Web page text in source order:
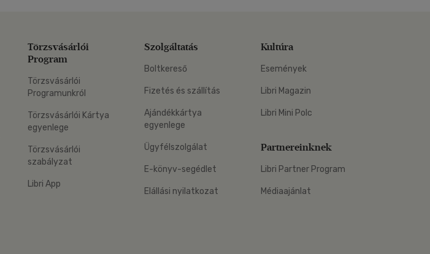
Törzsvásárlói
Program
Törzsvásárlói
Programunkról
Törzsvásárlói Kártya
egyenlege
Törzsvásárlói
szabályzat
Libri App
Szolgáltatás
Boltkereső
Fizetés és szállítás
Ajándékkártya
egyenlege
Ügyfélszolgálat
E-könyv-segédlet
Elállási nyilatkozat
Kultúra
Események
Libri Magazin
Libri Mini Polc
Partnereinknek
Libri Partner Program
Médiaajánlat